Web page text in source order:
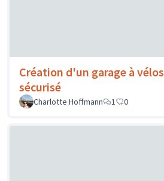
Création d'un garage à vélos
sécurisé
Charlotte Hoffmann
1 0